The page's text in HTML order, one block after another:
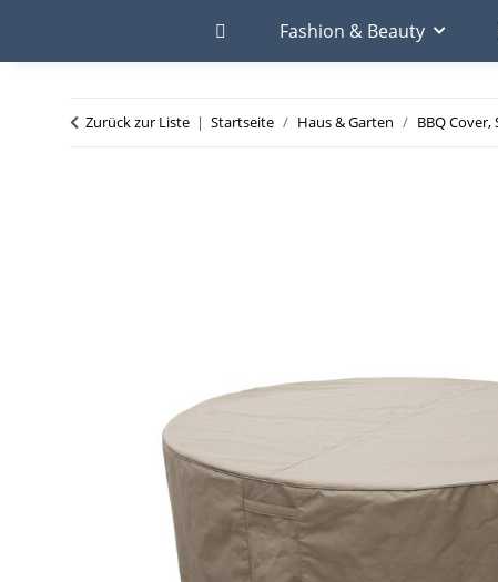
Fashion & Beauty
Zurück zur Liste Startseite Haus & Garten BBQ